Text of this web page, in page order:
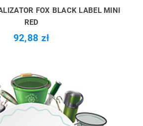
FOX BLACK LABEL MINI
RED
92,88 zł